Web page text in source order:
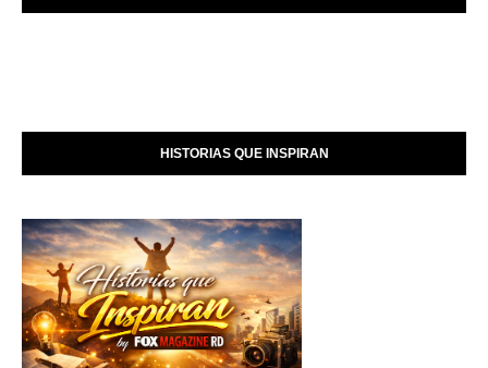
HISTORIAS QUE INSPIRAN